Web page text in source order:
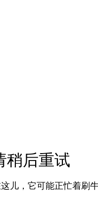
稍后重试
儿，它可能正忙着刷